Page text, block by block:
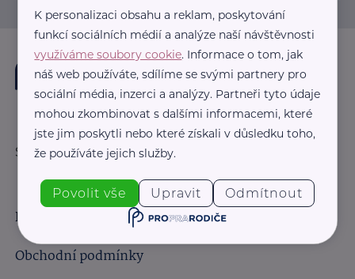
Sledujte nás:
Důležité odkazy
Obchodní podmínky
K personalizaci obsahu a reklam, poskytování
funkcí sociálních médií a analýze naší návštěvnosti
využíváme soubory cookie. Informace o tom, jak
náš web používáte, sdílíme se svými partnery pro
sociální média, inzerci a analýzy. Partneři tyto údaje
mohou zkombinovat s dalšími informacemi, které
jste jim poskytli nebo které získali v důsledku toho,
že používáte jejich služby.
Povolit vše Upravit Odmítnout